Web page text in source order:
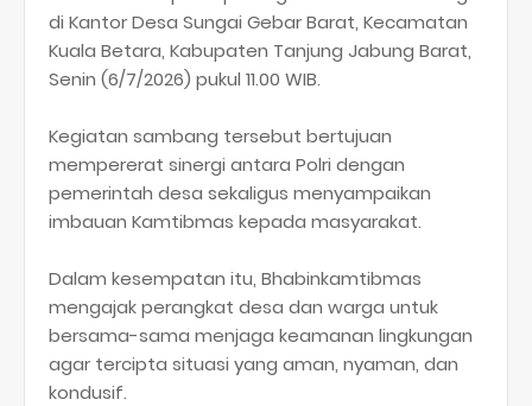
di Kantor Desa Sungai Gebar Barat, Kecamatan
Kuala Betara, Kabupaten Tanjung Jabung Barat,
Senin (6/7/2026) pukul 11.00 WIB.
Kegiatan sambang tersebut bertujuan
mempererat sinergi antara Polri dengan
pemerintah desa sekaligus menyampaikan
imbauan Kamtibmas kepada masyarakat.
Dalam kesempatan itu, Bhabinkamtibmas
mengajak perangkat desa dan warga untuk
bersama-sama menjaga keamanan lingkungan
agar tercipta situasi yang aman, nyaman, dan
kondusif.